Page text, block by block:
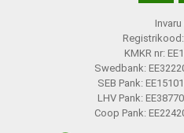
Invaru
KMKR nr:
Swedbank:
SEB Pank:
LHV Pank:
Coop Pank: